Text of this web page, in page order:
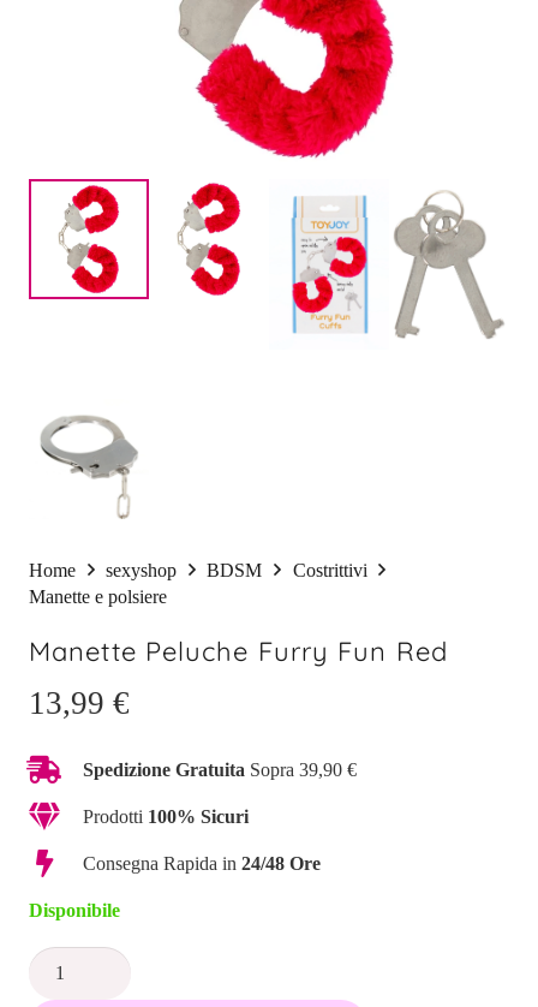
Home sexyshop BDSM
Costrittivi
Manette e polsiere
Manette Peluche Furry Fun Red
13,99 €
Spedizione Gratuita Sopra 39,90 €
Prodotti 100% Sicuri
Consegna Rapida in 24/48 Ore
Disponibile
Manette
Peluche